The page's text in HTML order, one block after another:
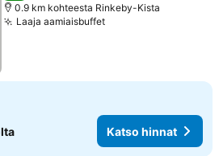
0.9 km kohteesta Rinkeby-Kista
Laaja aamiaisbuffet
Katso hinnat